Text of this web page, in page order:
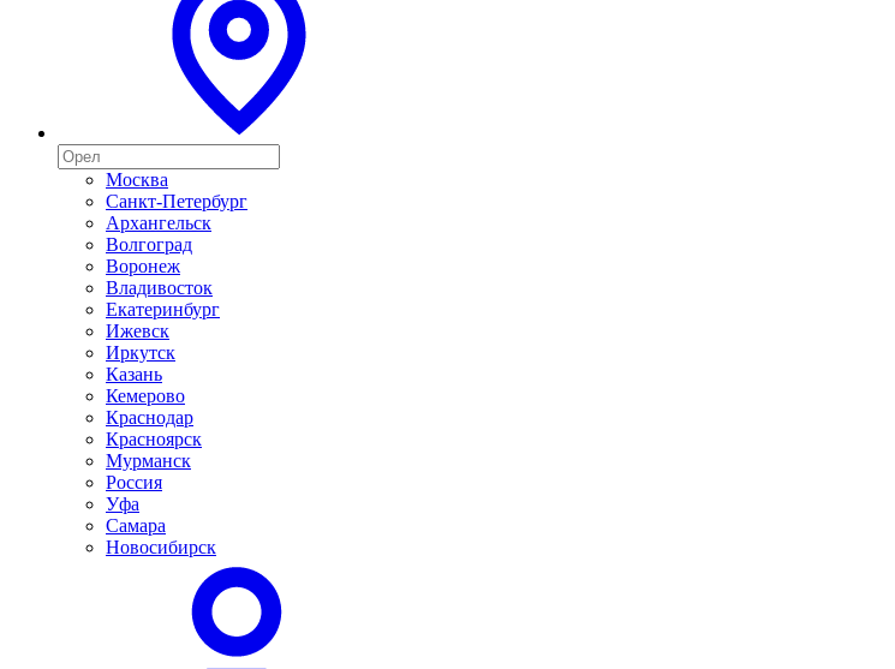
Москва
Санкт-Петербург
Архангельск
Волгоград
Воронеж
Владивосток
Екатеринбург
Ижевск
Иркутск
Казань
Кемерово
Краснодар
Красноярск
Мурманск
Россия
Уфа
Самара
Новосибирск